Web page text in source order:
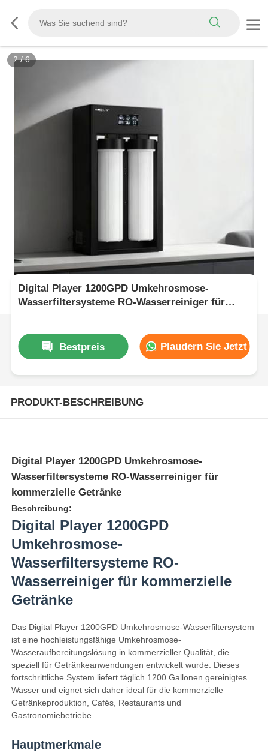
2/6
Digital Player 1200GPD Umkehrosmose-
Wasserfiltersysteme RO-Wasserreiniger für
Bestpreis Plaudern Sie Jetzt
PRODUKT-BESCHREIBUNG
Digital Player 1200GPD Umkehrosmose-
Wasserfiltersysteme RO-Wasserreiniger für
kommerzielle Getränke
Beschreibung:
Digital Player 1200GPD
Umkehrosmose-
Wasserfiltersysteme RO-
Wasserreiniger für kommerzielle
Getränke
Das Digital Player 1200GPD Umkehrosmose-Wasserfiltersystem
ist eine hochleistungsfähige Umkehrosmose-
Wasseraufbereitungslösung in kommerzieller Qualität, die
speziell für Getränkeanwendungen entwickelt wurde. Dieses
fortschrittliche System liefert täglich 1200 Gallonen gereinigtes
Wasser und eignet sich daher ideal für die kommerzielle
Getränkeproduktion, Cafés, Restaurants und
Gastronomiebetriebe.
Hauptmerkmale